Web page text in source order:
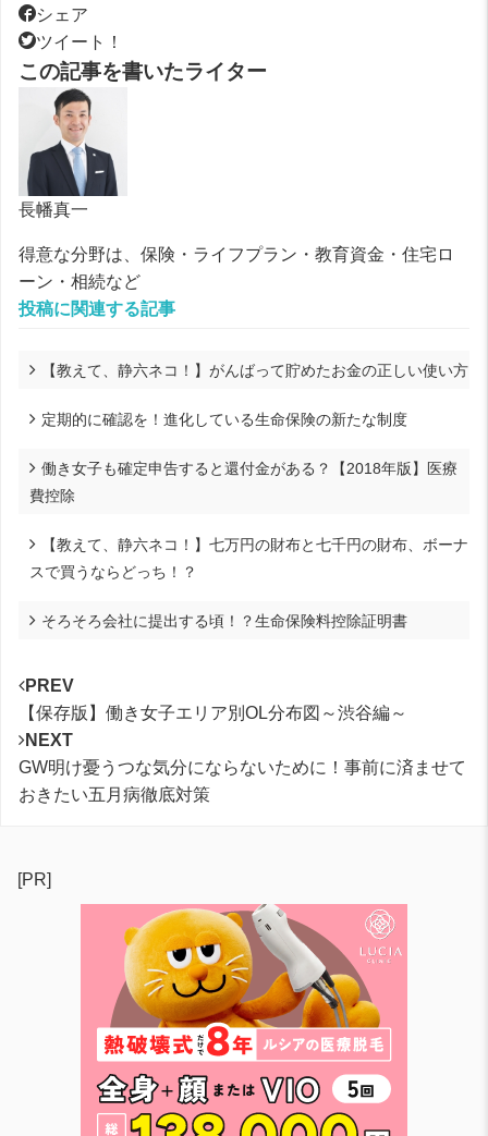
シェア
ツイート！
この記事を書いたライター
長幡真一
得意な分野は、保険・ライフプラン・教育資金・住宅ロ
ーン・相続など
投稿に関連する記事
【教えて、静六ネコ！】がんばって貯めたお金の正しい使い方
定期的に確認を！進化している生命保険の新たな制度
働き女子も確定申告すると還付金がある？【2018年版】医療
費控除
【教えて、静六ネコ！】七万円の財布と七千円の財布、ボーナ
スで買うならどっち！？
そろそろ会社に提出する頃！？生命保険料控除証明書
PREV
【保存版】働き女子エリア別OL分布図～渋谷編～
NEXT
GW明け憂うつな気分にならないために！事前に済ませて
おきたい五月病徹底対策
[PR]